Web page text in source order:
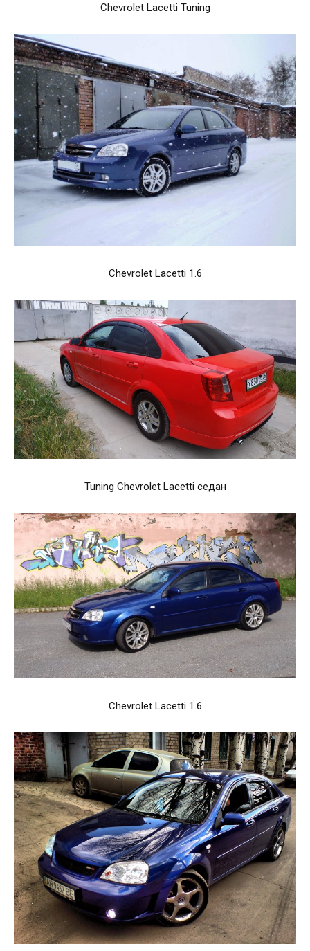
Chevrolet Lacetti Tuning
Chevrolet Lacetti 1.6
Tuning Chevrolet Lacetti седан
Chevrolet Lacetti 1.6